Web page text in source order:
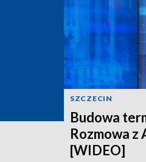
SZCZECIN
Budowa
Rozmowa z
[WIDEO]